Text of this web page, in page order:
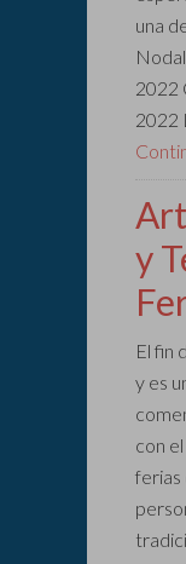
una
2022
2022
y
El fin
y es
con
ferias